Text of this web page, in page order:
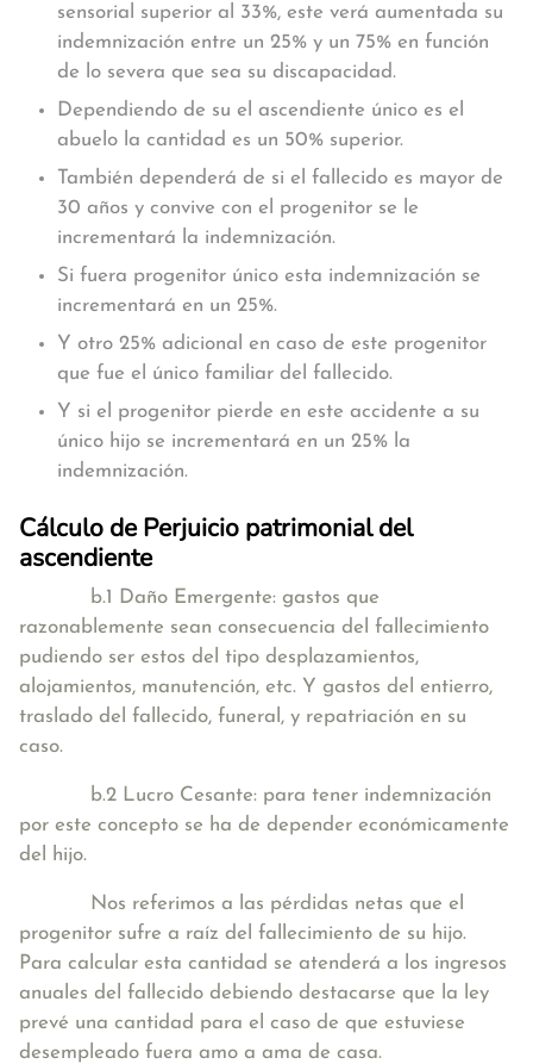
sensorial superior al 33%, este verá aumentada su
indemnización entre un 25% y un 75% en función
de lo severa que sea su discapacidad.
Dependiendo de su el ascendiente único es el
abuelo la cantidad es un 50% superior.
También dependerá de si el fallecido es mayor de
30 años y convive con el progenitor se le
incrementará la indemnización.
Si fuera progenitor único esta indemnización se
incrementará en un 25%.
Y otro 25% adicional en caso de este progenitor
que fue el único familiar del fallecido.
Y si el progenitor pierde en este accidente a su
único hijo se incrementará en un 25% la
indemnización.
Cálculo de Perjuicio patrimonial del
ascendiente
b.1 Daño Emergente: gastos que
razonablemente sean consecuencia del fallecimiento
pudiendo ser estos del tipo desplazamientos,
alojamientos, manutención, etc. Y gastos del entierro,
traslado del fallecido, funeral, y repatriación en su
caso.
b.2 Lucro Cesante: para tener indemnización
por este concepto se ha de depender económicamente
del hijo.
Nos referimos a las pérdidas netas que el
progenitor sufre a raíz del fallecimiento de su hijo.
Para calcular esta cantidad se atenderá a los ingresos
anuales del fallecido debiendo destacarse que la ley
prevé una cantidad para el caso de que estuviese
desempleado fuera amo a ama de casa.